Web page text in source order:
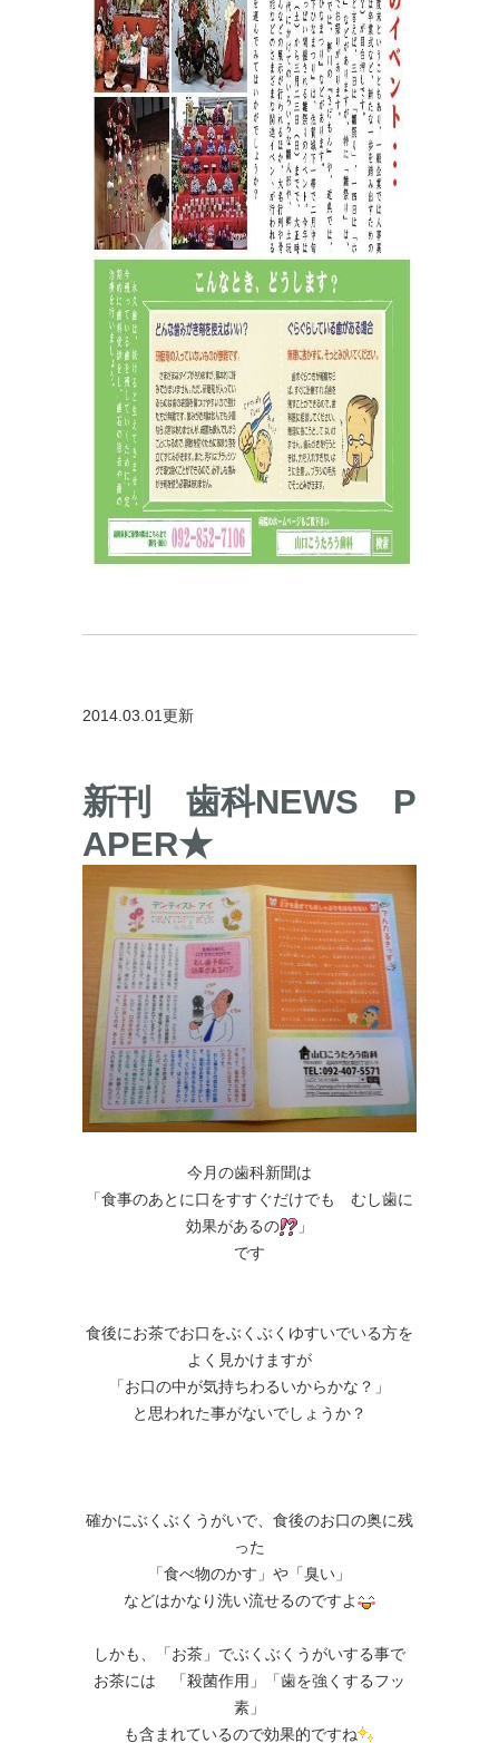
2014.03.01更新
新刊 歯科NEWS P
APER★
今月の歯科新聞は
「食事のあとに口をすすぐだけでも むし歯に
効果があるの
」
です
食後にお茶でお口をぶくぶくゆすいでいる方を
よく見かけますが
「お口の中が気持ちわるいからかな？」
と思われた事がないでしょうか？
確かにぶくぶくうがいで、食後のお口の奥に残
った
「食べ物のかす」や「臭い」
などはかなり洗い流せるのですよ
しかも、「お茶」でぶくぶくうがいする事で
お茶には 「殺菌作用」「歯を強くするフッ
素」
も含まれているので効果的ですね